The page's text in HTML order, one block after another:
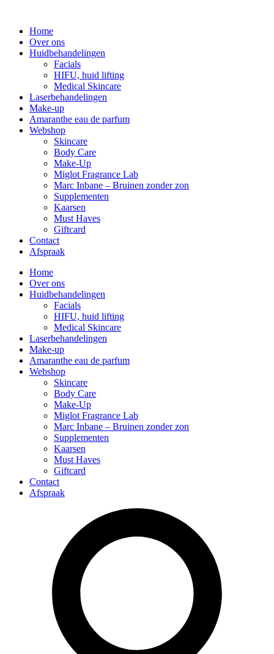
Home
Over ons
Huidbehandelingen
Facials
HIFU, huid lifting
Medical Skincare
Laserbehandelingen
Make-up
Amaranthe eau de parfum
Webshop
Skincare
Body Care
Make-Up
Miglot Fragrance Lab
Marc Inbane – Bruinen zonder zon
Supplementen
Kaarsen
Must Haves
Giftcard
Contact
Afspraak
Home
Over ons
Huidbehandelingen
Facials
HIFU, huid lifting
Medical Skincare
Laserbehandelingen
Make-up
Amaranthe eau de parfum
Webshop
Skincare
Body Care
Make-Up
Miglot Fragrance Lab
Marc Inbane – Bruinen zonder zon
Supplementen
Kaarsen
Must Haves
Giftcard
Contact
Afspraak